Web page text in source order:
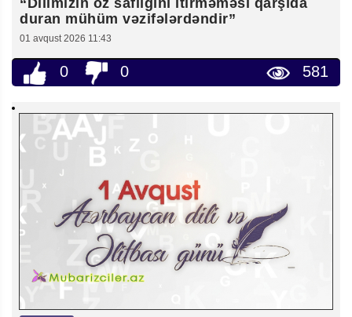
“Dilimizin öz saflığını itirməməsi qarşıda
duran mühüm vəzifələrdəndir”
01 avqust 2026 11:43
0 0 581